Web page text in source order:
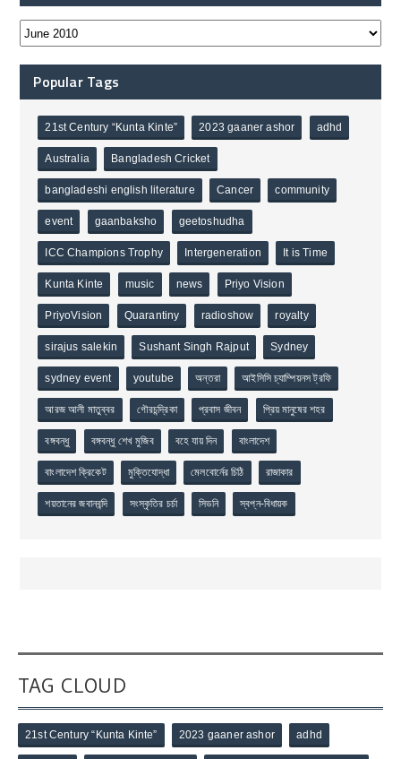
Popular Tags
21st Century “Kunta Kinte” 2023 gaaner ashor adhd
Australia Bangladesh Cricket
bangladeshi english literature Cancer community
event gaanbaksho geetoshudha
ICC Champions Trophy Intergeneration It is Time
Kunta Kinte music news Priyo Vision
PriyoVision Quarantiny radioshow royalty
sirajus salekin Sushant Singh Rajput Sydney
sydney event youtube অন্তরা আইসিসি চ্যাম্পিয়নস ট্রফি
আরজ আলী মাতুব্বর গৌরচন্দ্রিকা প্রবাস জীবন প্রিয় মানুষের শহর
বঙ্গবন্ধু বঙ্গবন্ধু শেখ মুজিব বহে যায় দিন বাংলাদেশ
বাংলাদেশ ক্রিকেট মুক্তিযোদ্ধা মেলবোর্নের চিঠি রাজাকার
শয়তানের জবানবন্দি সংস্কৃতির চর্চা সিডনি স্বপ্ন-বিধায়ক
TAG CLOUD
21st Century “Kunta Kinte” 2023 gaaner ashor adhd